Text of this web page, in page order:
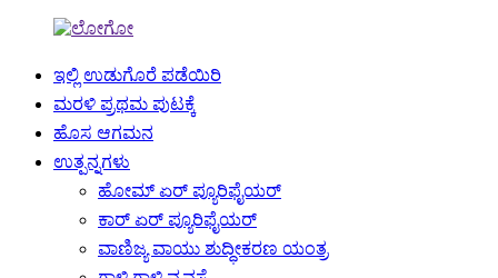
ಇಲ್ಲಿ ಉಡುಗೊರೆ ಪಡೆಯಿರಿ
ಮರಳಿ ಪ್ರಥಮ ಪುಟಕ್ಕೆ
ಹೊಸ ಆಗಮನ
ಉತ್ಪನ್ನಗಳು
ಹೋಮ್ ಏರ್ ಪ್ಯೂರಿಫೈಯರ್
ಕಾರ್ ಏರ್ ಪ್ಯೂರಿಫೈಯರ್
ವಾಣಿಜ್ಯ ವಾಯು ಶುದ್ಧೀಕರಣ ಯಂತ್ರ